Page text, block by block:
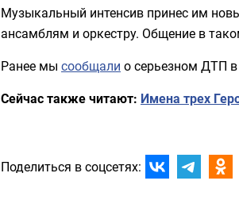
Музыкальный интенсив принес им
ансамблям и оркестру. Общение в
Ранее мы сообщали о серьезном ДТП
Сейчас также читают: Имена трех
Поделиться в соцсетях: